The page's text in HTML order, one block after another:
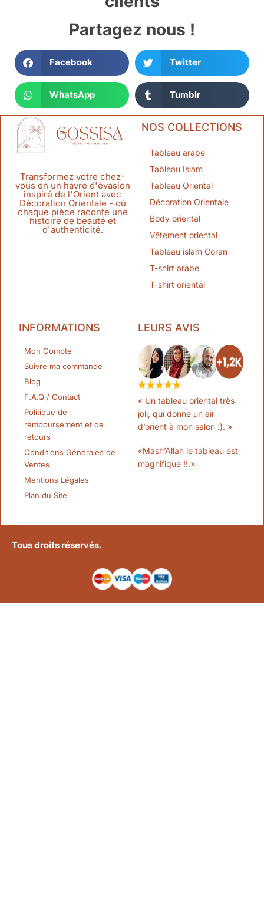
Partagez nous !
Facebook Twitter
WhatsApp Tumblr
Transformez votre chez-
vous en un havre d'évasion
inspiré de l'Orient avec
Décoration Orientale - où
chaque pièce raconte une
histoire de beauté et
d'authenticité.
NOS COLLECTIONS
Tableau arabe
Tableau Islam
Tableau Oriental
Décoration Orientale
Body oriental
Vêtement oriental
Tableau islam Coran
T-shirt arabe
T-shirt oriental
INFORMATIONS
Mon Compte
Suivre ma commande
Blog
F.A.Q / Contact
Politique de
remboursement et de
retours
Conditions Générales de
Ventes
Mentions Légales
Plan du Site
LEURS AVIS
« Un tableau oriental très
joli, qui donne un air
d’orient à mon salon :). »
«Mash’Allah le tableau est
magnifique !!.»
Tous droits réservés.